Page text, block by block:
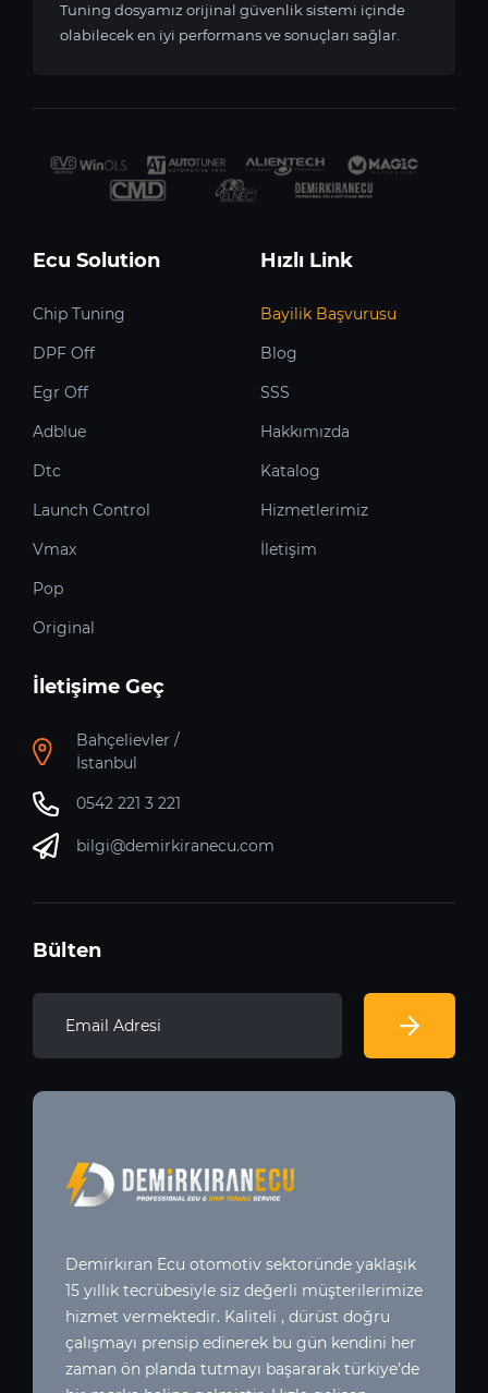
Tuning dosyamız orijinal güvenlik sistemi içinde
olabilecek en iyi performans ve sonuçları sağlar.
Ecu Solution
Chip Tuning
DPF Off
Egr Off
Adblue
Dtc
Launch Control
Vmax
Pop
Original
Hızlı Link
Bayilik Başvurusu
Blog
SSS
Hakkımızda
Katalog
Hizmetlerimiz
İletişim
İletişime Geç
Bahçelievler /
İstanbul
0542 221 3 221
bilgi@demirkiranecu.com
Bülten
Demirkıran Ecu otomotiv sektoründe yaklaşık
15 yıllık tecrübesiyle siz değerli müşterilerimize
hizmet vermektedir. Kaliteli , dürüst doğru
çalışmayı prensip edinerek bu gün kendini her
zaman ön planda tutmayı başararak türkiye’de